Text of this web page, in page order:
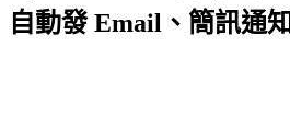
自動發 Email、簡訊通知